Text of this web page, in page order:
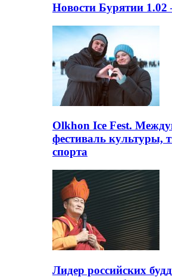
Новости Бурятии
Olkhon Ice Fest.
фестиваль культуры,
спорта
Лидер российских